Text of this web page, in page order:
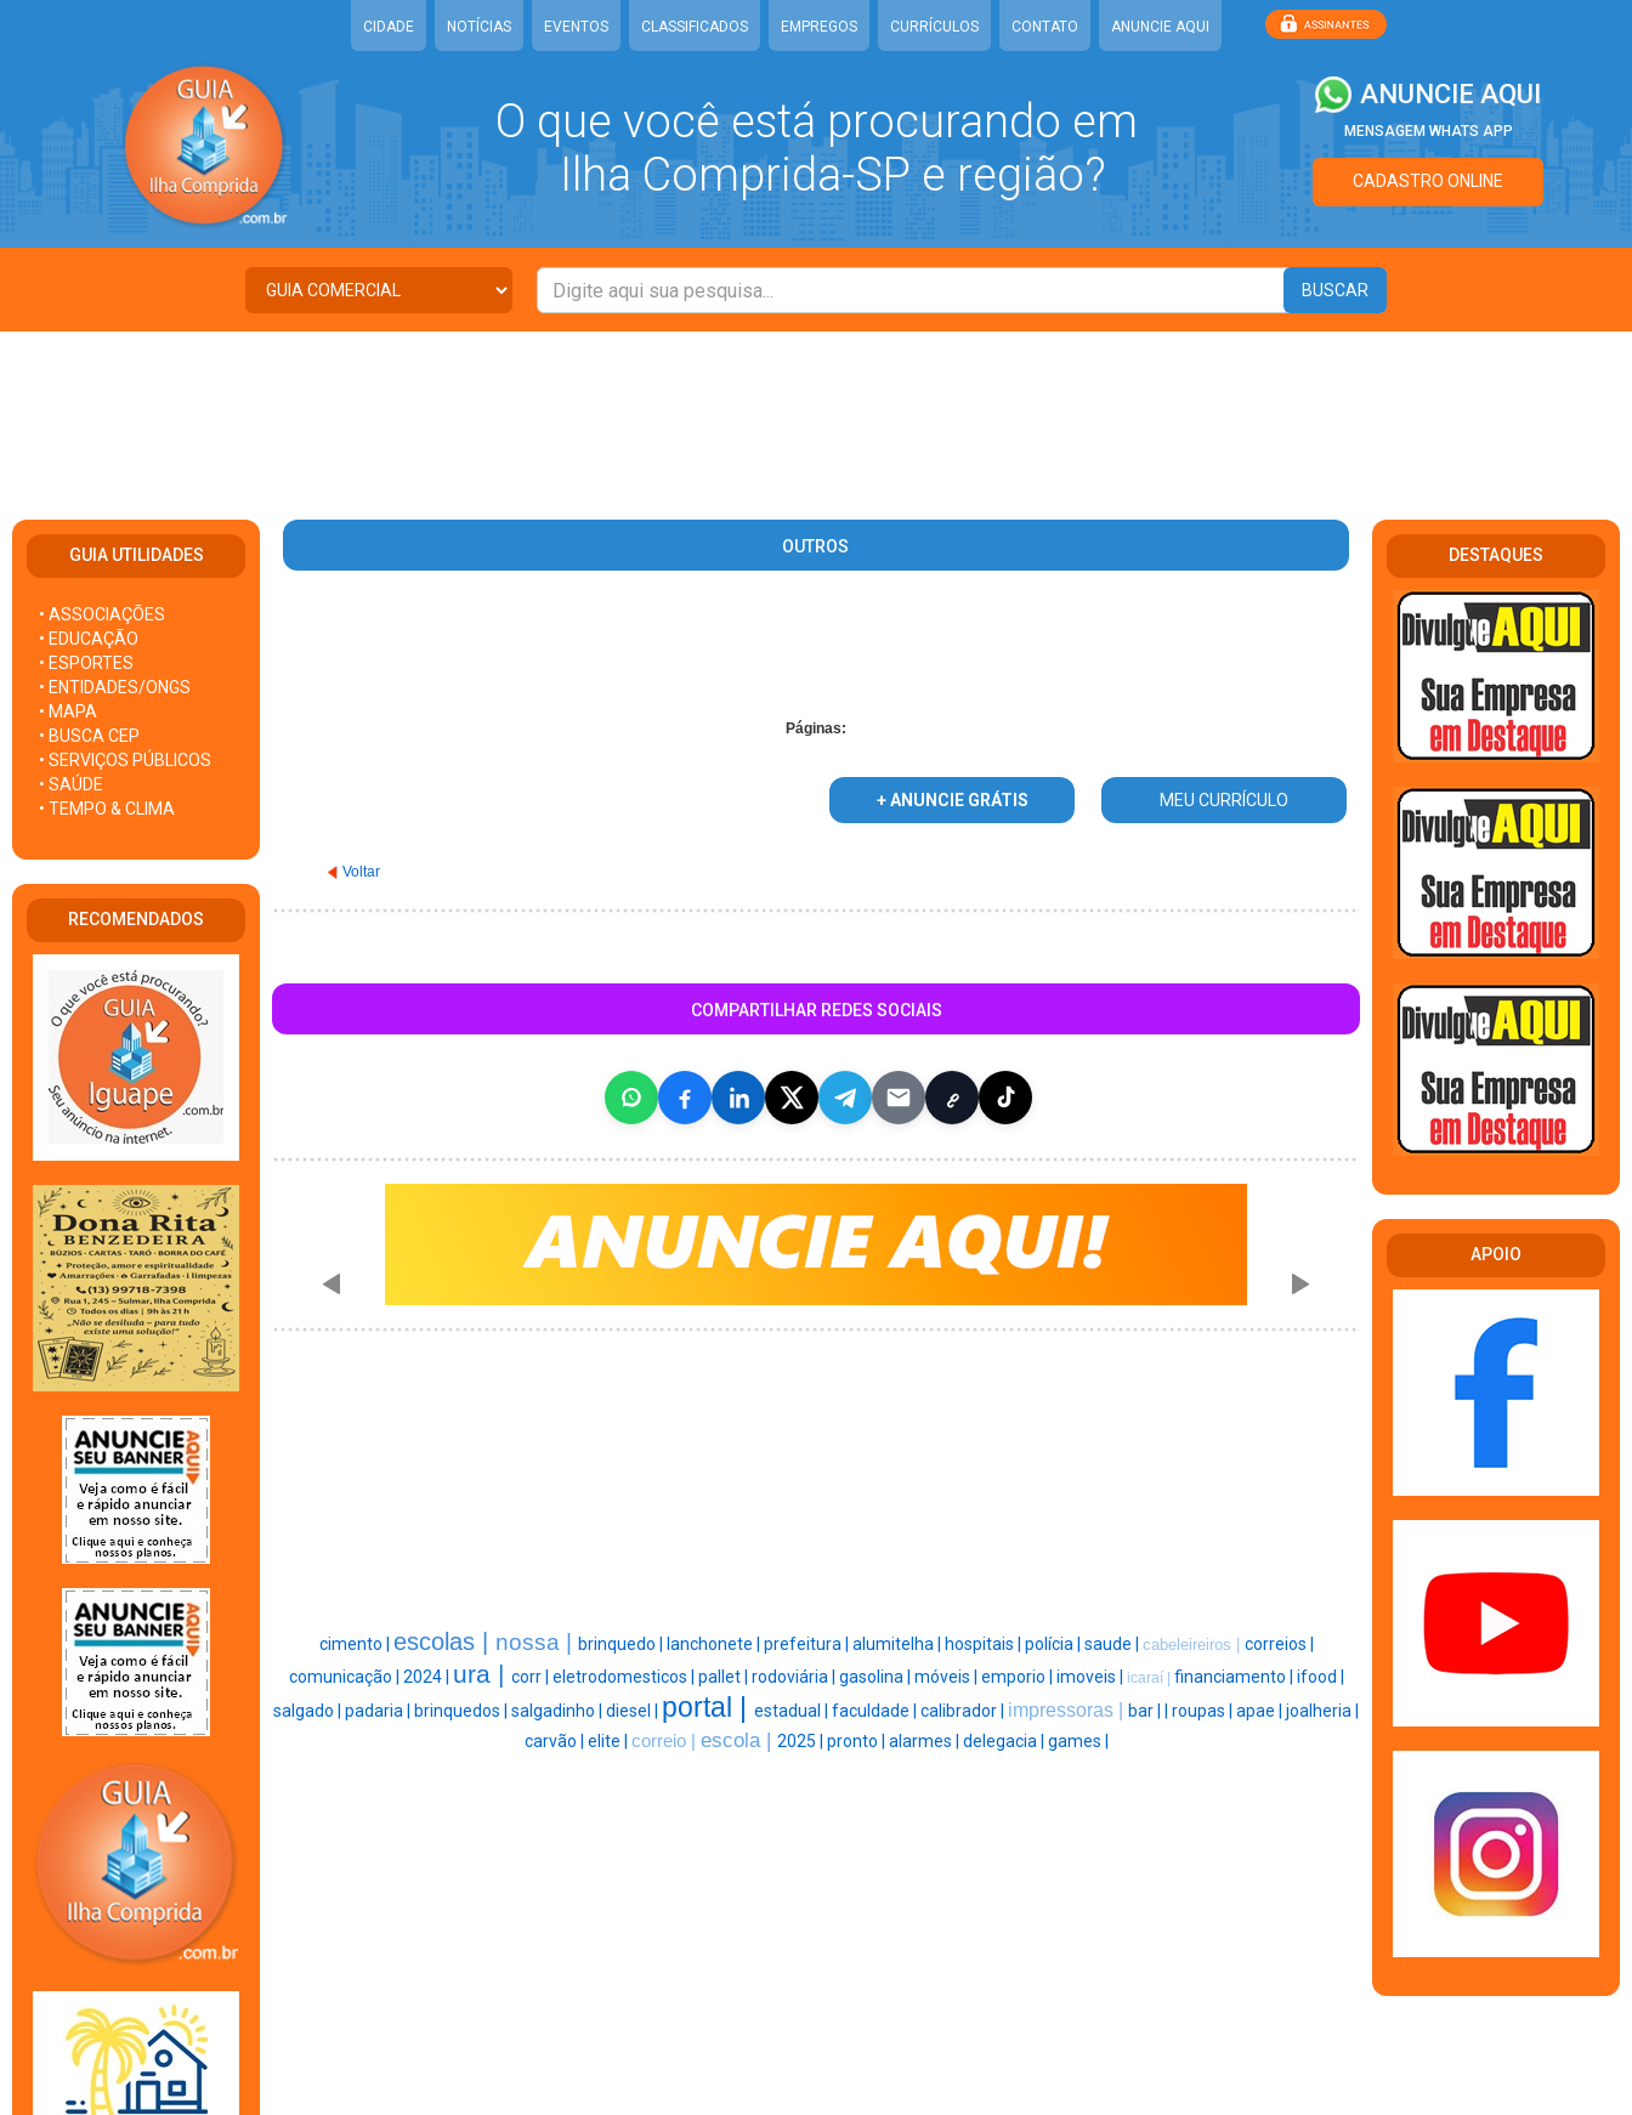
CIDADE NOTÍCIAS EVENTOS CLASSIFICADOS EMPREGOS CURRÍCULOS CONTATO ANUNCIE AQUI
O que você está procurando em
Ilha Comprida-SP e região?
ANUNCIE AQUI
MENSAGEM WHATS APP
CADASTRO ONLINE
GUIA UTILIDADES
• ASSOCIAÇÕES
• EDUCAÇÃO
• ESPORTES
• ENTIDADES/ONGS
• MAPA
• BUSCA CEP
• SERVIÇOS PÚBLICOS
• SAÚDE
• TEMPO & CLIMA
RECOMENDADOS
OUTROS
Páginas:
+ ANUNCIE GRÁTIS MEU CURRÍCULO
Voltar
COMPARTILHAR REDES SOCIAIS
cimento | escolas | nossa | brinquedo | lanchonete | prefeitura | alumitelha | hospitais | polícia | saude | cabeleireiros | correios |
comunicação | 2024 | ura | corr | eletrodomesticos | pallet | rodoviária | gasolina | móveis | emporio | imoveis | icaraí | financiamento | ifood |
salgado | padaria | brinquedos | salgadinho | diesel | portal | estadual | faculdade | calibrador | impressoras | bar | roupas | apae | joalheria |
carvão | elite | correio | escola | 2025 | pronto | alarmes | delegacia | games |
DESTAQUES
APOIO